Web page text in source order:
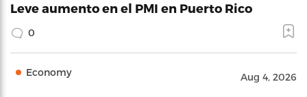
Leve aumento en el PMI en Puerto Rico
0
Economy Aug 4, 2026